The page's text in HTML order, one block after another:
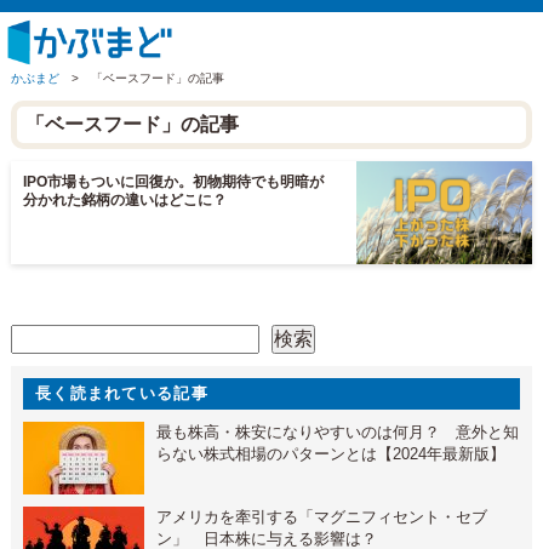
かぶまど > 「ベースフード」の記事
「ベースフード」の記事
IPO市場もついに回復か。初物期待でも明暗が
分かれた銘柄の違いはどこに？
検索
長く読まれている記事
最も株高・株安になりやすいのは何月？ 意外と知
らない株式相場のパターンとは【2024年最新版】
アメリカを牽引する「マグニフィセント・セブ
ン」 日本株に与える影響は？